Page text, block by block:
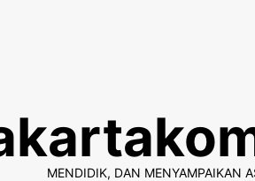
content
MENDIDIK, DAN MENYAMPAIKAN